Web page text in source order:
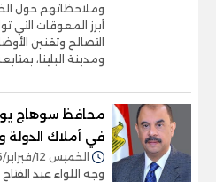
وملاحظاتهم حول
أبرز المعوقات التي
التصالح وتقنين
ومدينة البلينا،
محافظ سوهاج
في أملاك الدولة
الخميس 12/فبراير/2026 - 11:01 م
وجه اللواء عبد